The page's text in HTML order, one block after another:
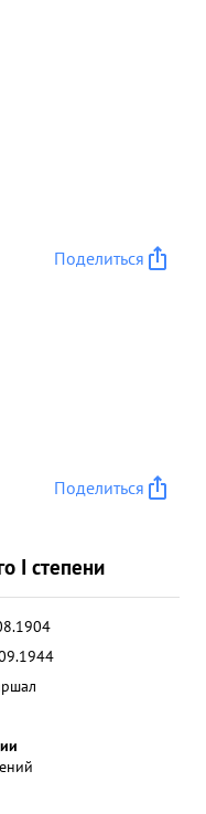
Поделиться
Поделиться
I степени